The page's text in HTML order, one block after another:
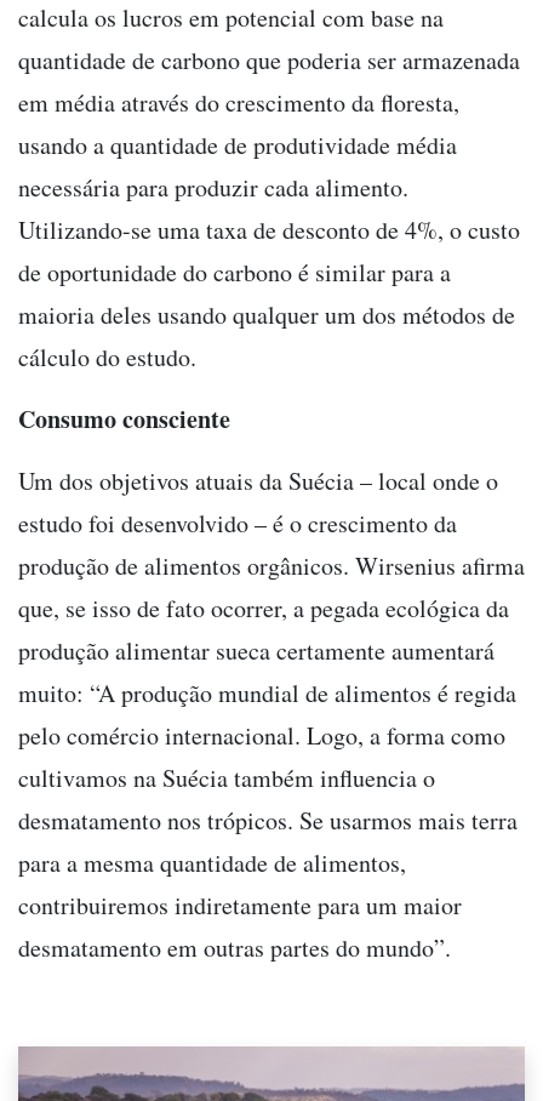
calcula os lucros em potencial com base na
quantidade de carbono que poderia ser armazenada
em média através do crescimento da floresta,
usando a quantidade de produtividade média
necessária para produzir cada alimento.
Utilizando-se uma taxa de desconto de 4%, o custo
de oportunidade do carbono é similar para a
maioria deles usando qualquer um dos métodos de
cálculo do estudo.
Consumo consciente
Um dos objetivos atuais da Suécia – local onde o
estudo foi desenvolvido – é o crescimento da
produção de alimentos orgânicos. Wirsenius afirma
que, se isso de fato ocorrer, a pegada ecológica da
produção alimentar sueca certamente aumentará
muito: “A produção mundial de alimentos é regida
pelo comércio internacional. Logo, a forma como
cultivamos na Suécia também influencia o
desmatamento nos trópicos. Se usarmos mais terra
para a mesma quantidade de alimentos,
contribuiremos indiretamente para um maior
desmatamento em outras partes do mundo”.